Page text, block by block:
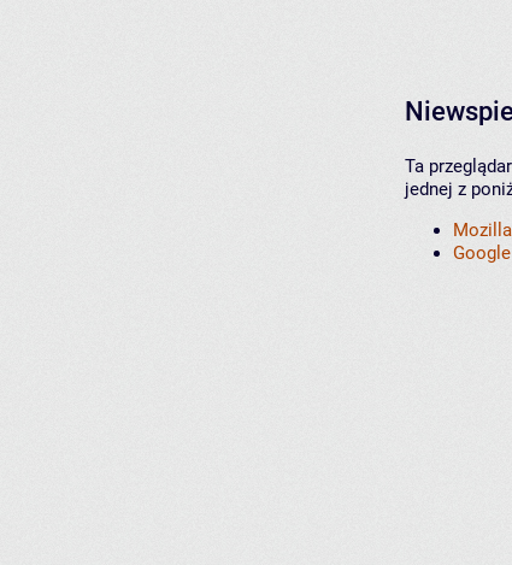
Ta
jednej z